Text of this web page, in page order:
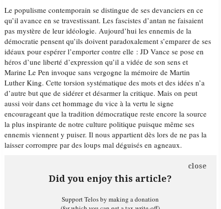
Le populisme contemporain se distingue de ses devanciers en ce
qu’il avance en se travestissant. Les fascistes d’antan ne faisaient
pas mystère de leur idéologie. Aujourd’hui les ennemis de la
démocratie pensent qu’ils doivent paradoxalement s’emparer de ses
idéaux pour espérer l’emporter contre elle : JD Vance se pose en
héros d’une liberté d’expression qu’il a vidée de son sens et
Marine Le Pen invoque sans vergogne la mémoire de Martin
Luther King. Cette torsion systématique des mots et des idées n’a
d’autre but que de sidérer et désarmer la critique. Mais on peut
aussi voir dans cet hommage du vice à la vertu le signe
encourageant que la tradition démocratique reste encore la source
la plus inspirante de notre culture politique puisque même ses
ennemis viennent y puiser. Il nous appartient dès lors de ne pas la
laisser corrompre par des loups mal déguisés en agneaux.
Did you enjoy this article?
close
Support Telos by making a donation